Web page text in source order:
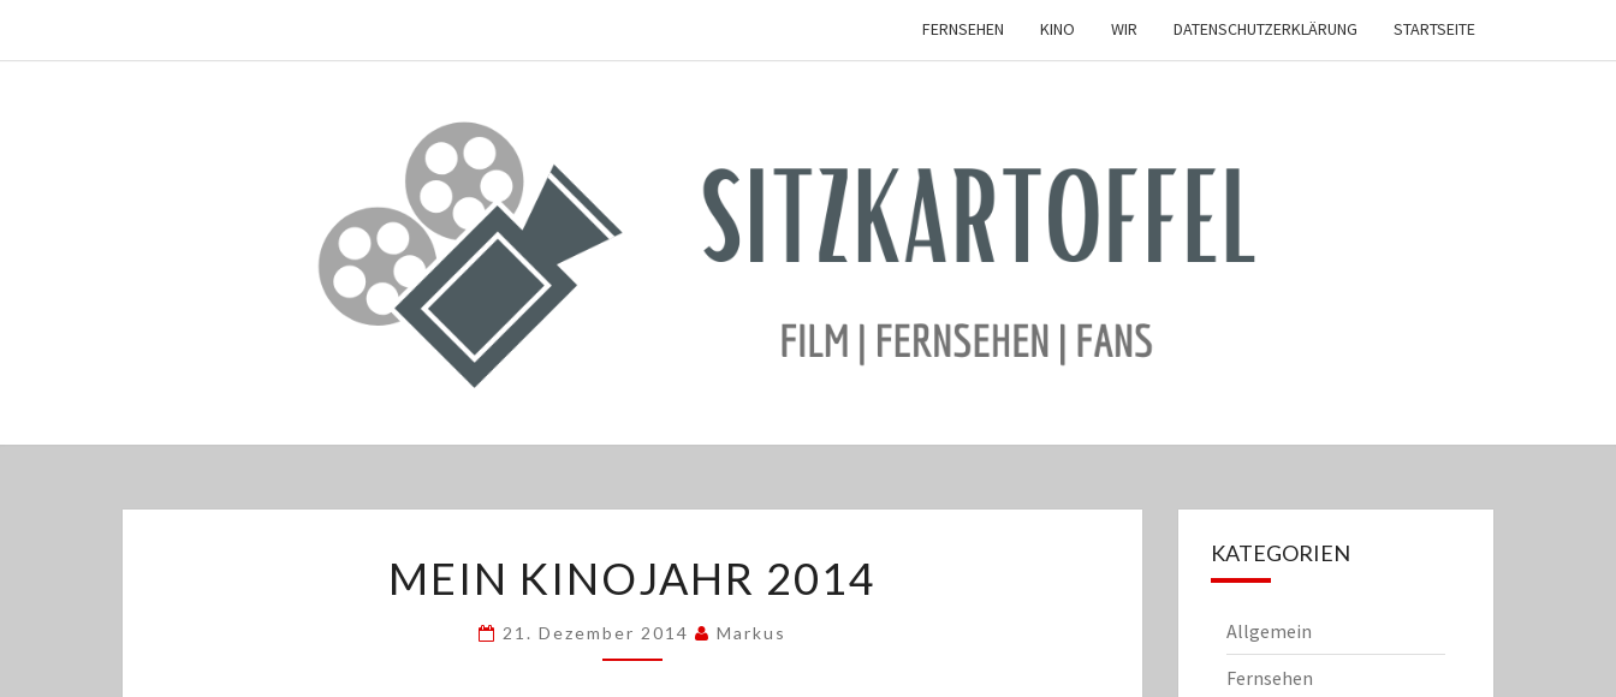
FERNSEHEN KINO WIR DATENSCHUTZERKLÄRUNG STARTSEITE
KINOJAHR
MEIN KINOJAHR 2014
21. Dezember 2014 Markus
KATEGORIEN
Allgemein
Fernsehen